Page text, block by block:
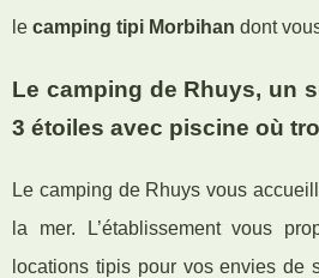
le camping tipi Morbihan dont
Le camping de Rhuys, un
3 étoiles avec piscine où
Le camping de Rhuys vous
la mer. L’établissement vous
locations tipis pour vos envies de